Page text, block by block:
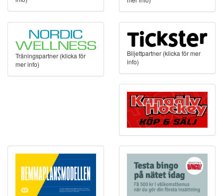
Träningspartner (klicka för
mer info)
Biljettpartner (klicka för mer
info)